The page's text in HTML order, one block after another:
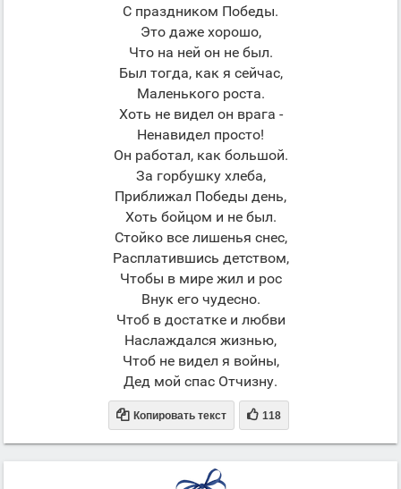
С праздником Победы.
Это даже хорошо,
Что на ней он не был.
Был тогда, как я сейчас,
Маленького роста.
Хоть не видел он врага -
Ненавидел просто!
Он работал, как большой.
За горбушку хлеба,
Приближал Победы день,
Хоть бойцом и не был.
Стойко все лишенья снес,
Расплатившись детством,
Чтобы в мире жил и рос
Внук его чудесно.
Чтоб в достатке и любви
Наслаждался жизнью,
Чтоб не видел я войны,
Дед мой спас Отчизну.
 Копировать текст  118